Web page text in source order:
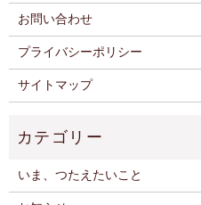
お問い合わせ
プライバシーポリシー
サイトマップ
いま、つたえたいこと